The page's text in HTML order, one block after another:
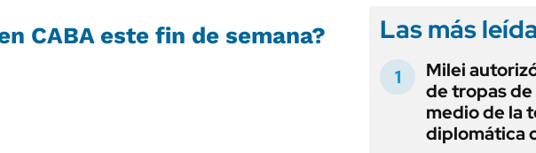
CABA este fin de semana? Las más
Milei
de tropas de
medio de la
diplomática